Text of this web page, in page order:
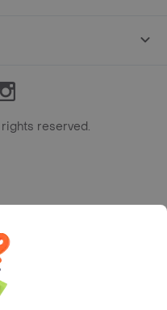
Instagram
rights reserved.